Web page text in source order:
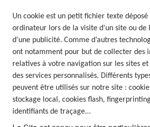
Un cookie est un petit fichier texte
ordinateur lors de la visite d'un site ou de
d'une publicité. Comme d’autres
ont notamment pour but de collecter des
relatives à votre navigation sur les sites et
des services personnalisés. Différents
peuvent être utilisés sur notre site :
stockage local, cookies flash,
identifiants de traçage...